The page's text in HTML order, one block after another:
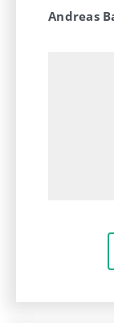
Andreas